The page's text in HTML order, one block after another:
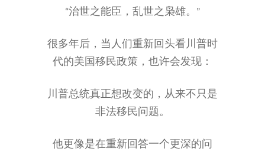
“治世之能臣，乱世之枭雄。”
很多年后，当人们重新回头看川普时
代的美国移民政策，也许会发现：
川普总统真正想改变的，从来不只是
非法移民问题。
他更像是在重新回答一个更深的问